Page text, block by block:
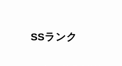
SSランク